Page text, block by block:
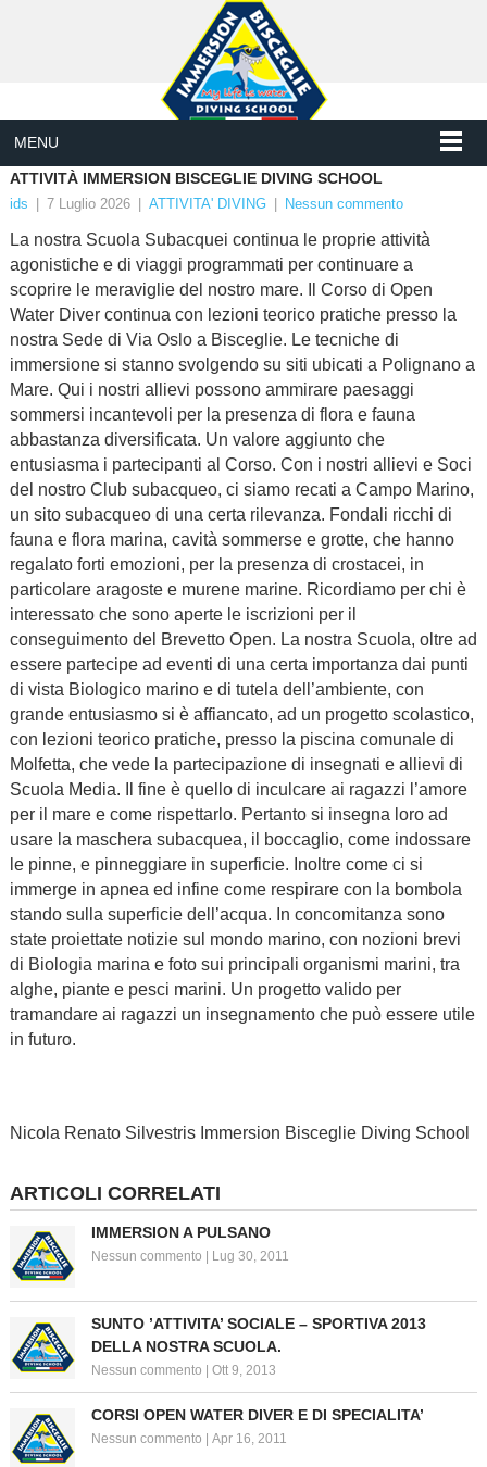
MENU
ATTIVITÀ IMMERSION BISCEGLIE DIVING SCHOOL
ids 7 Luglio 2026 ATTIVITA' DIVING Nessun commento
La nostra Scuola Subacquei continua le proprie attività
agonistiche e di viaggi programmati per continuare a
scoprire le meraviglie del nostro mare. Il Corso di Open
Water Diver continua con lezioni teorico pratiche presso la
nostra Sede di Via Oslo a Bisceglie. Le tecniche di
immersione si stanno svolgendo su siti ubicati a Polignano a
Mare. Qui i nostri allievi possono ammirare paesaggi
sommersi incantevoli per la presenza di flora e fauna
abbastanza diversificata. Un valore aggiunto che
entusiasma i partecipanti al Corso. Con i nostri allievi e Soci
del nostro Club subacqueo, ci siamo recati a Campo Marino,
un sito subacqueo di una certa rilevanza. Fondali ricchi di
fauna e flora marina, cavità sommerse e grotte, che hanno
regalato forti emozioni, per la presenza di crostacei, in
particolare aragoste e murene marine. Ricordiamo per chi è
interessato che sono aperte le iscrizioni per il
conseguimento del Brevetto Open. La nostra Scuola, oltre ad
essere partecipe ad eventi di una certa importanza dai punti
di vista Biologico marino e di tutela dell’ambiente, con
grande entusiasmo si è affiancato, ad un progetto scolastico,
con lezioni teorico pratiche, presso la piscina comunale di
Molfetta, che vede la partecipazione di insegnati e allievi di
Scuola Media. Il fine è quello di inculcare ai ragazzi l’amore
per il mare e come rispettarlo. Pertanto si insegna loro ad
usare la maschera subacquea, il boccaglio, come indossare
le pinne, e pinneggiare in superficie. Inoltre come ci si
immerge in apnea ed infine come respirare con la bombola
stando sulla superficie dell’acqua. In concomitanza sono
state proiettate notizie sul mondo marino, con nozioni brevi
di Biologia marina e foto sui principali organismi marini, tra
alghe, piante e pesci marini. Un progetto valido per
tramandare ai ragazzi un insegnamento che può essere utile
in futuro.
Nicola Renato Silvestris Immersion Bisceglie Diving School
ARTICOLI CORRELATI
IMMERSION A PULSANO
Nessun commento Lug 30, 2011
SUNTO ’ATTIVITA’ SOCIALE – SPORTIVA 2013
DELLA NOSTRA SCUOLA.
Nessun commento Ott 9, 2013
CORSI OPEN WATER DIVER E DI SPECIALITA’
Nessun commento Apr 16, 2011